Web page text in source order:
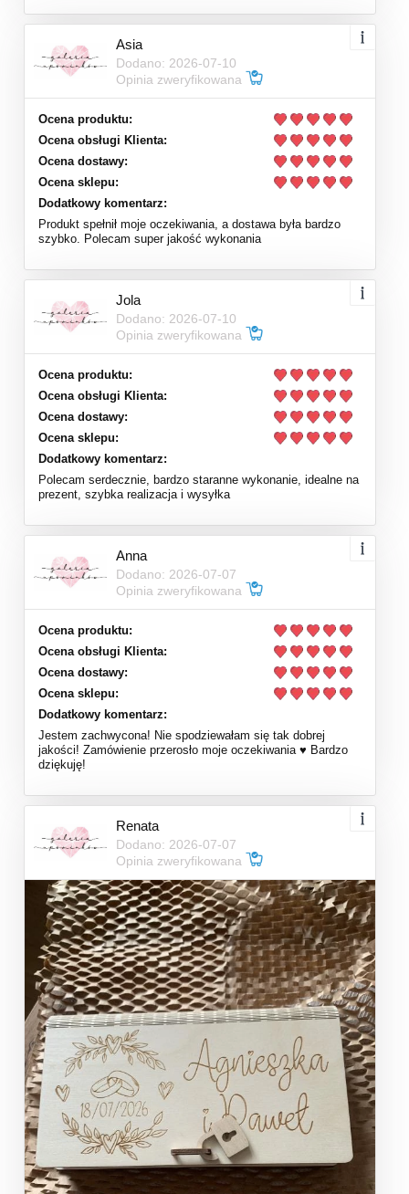
Asia
Dodano: 2026-07-10
Opinia zweryfikowana
Ocena produktu:
Ocena obsługi Klienta:
Ocena dostawy:
Ocena sklepu:
Dodatkowy komentarz:
Produkt spełnił moje oczekiwania, a dostawa była bardzo
szybko. Polecam super jakość wykonania
Jola
Dodano: 2026-07-10
Opinia zweryfikowana
Ocena produktu:
Ocena obsługi Klienta:
Ocena dostawy:
Ocena sklepu:
Dodatkowy komentarz:
Polecam serdecznie, bardzo staranne wykonanie, idealne na
prezent, szybka realizacja i wysyłka
Anna
Dodano: 2026-07-07
Opinia zweryfikowana
Ocena produktu:
Ocena obsługi Klienta:
Ocena dostawy:
Ocena sklepu:
Dodatkowy komentarz:
Jestem zachwycona! Nie spodziewałam się tak dobrej
jakości! Zamówienie przerosło moje oczekiwania ♥️ Bardzo
dziękuję!
Renata
Dodano: 2026-07-07
Opinia zweryfikowana